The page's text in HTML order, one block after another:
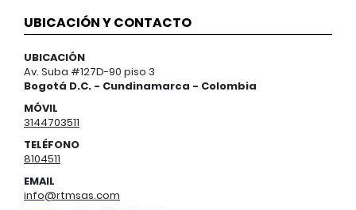
UBICACIÓN Y CONTACTO
UBICACIÓN
Av. Suba #127D-90 piso 3
Bogotá D.C. - Cundinamarca - Colombia
MÓVIL
3144703511
TELÉFONO
8104511
EMAIL
info@rtmsas.com